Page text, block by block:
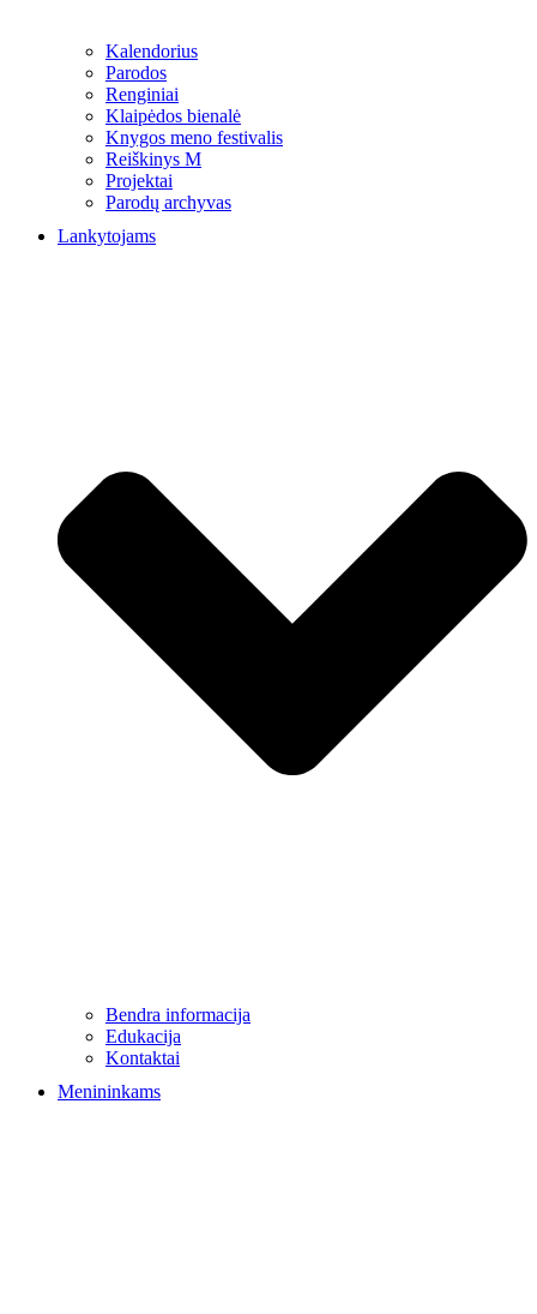
Kalendorius
Parodos
Renginiai
Klaipėdos bienalė
Knygos meno festivalis
Reiškinys M
Projektai
Parodų archyvas
Lankytojams
Bendra informacija
Edukacija
Kontaktai
Menininkams